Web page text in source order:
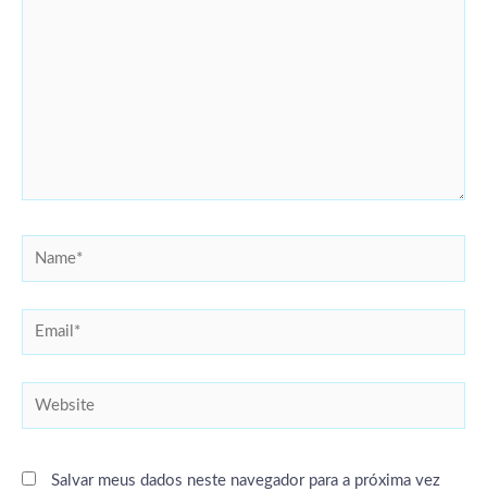
Name*
Email*
Website
Salvar meus dados neste navegador para a próxima vez